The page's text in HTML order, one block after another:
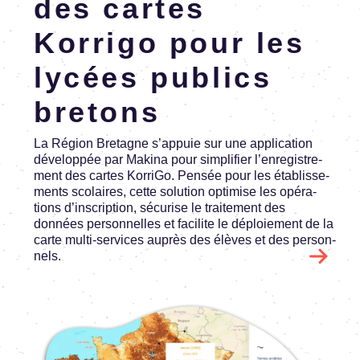
des cartes
Korrigo pour les
lycées publics
bretons
La Région Bretagne s’ap­puie sur une appli­ca­tion
déve­lop­pée par Makina pour simpli­fier l’en­re­gis­tre­
ment des cartes KorriGo. Pensée pour les établis­se­
ments scolaires, cette solu­tion opti­mise les opéra­
tions d’ins­crip­tion, sécu­rise le trai­te­ment des
données person­nelles et faci­lite le déploie­ment de la
carte multi-services auprès des élèves et des person­
nels.
Image